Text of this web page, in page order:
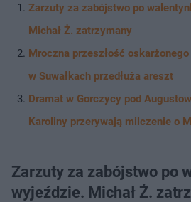
Zarzuty za zabójstwo po
Michał Ż. zatrzymany
Mroczna przeszłość
w Suwałkach przedłuża areszt
Dramat w Gorczycy pod
Karoliny przerywają milczenie o
Zarzuty za zabójstwo po
wyjeździe. Michał Ż.